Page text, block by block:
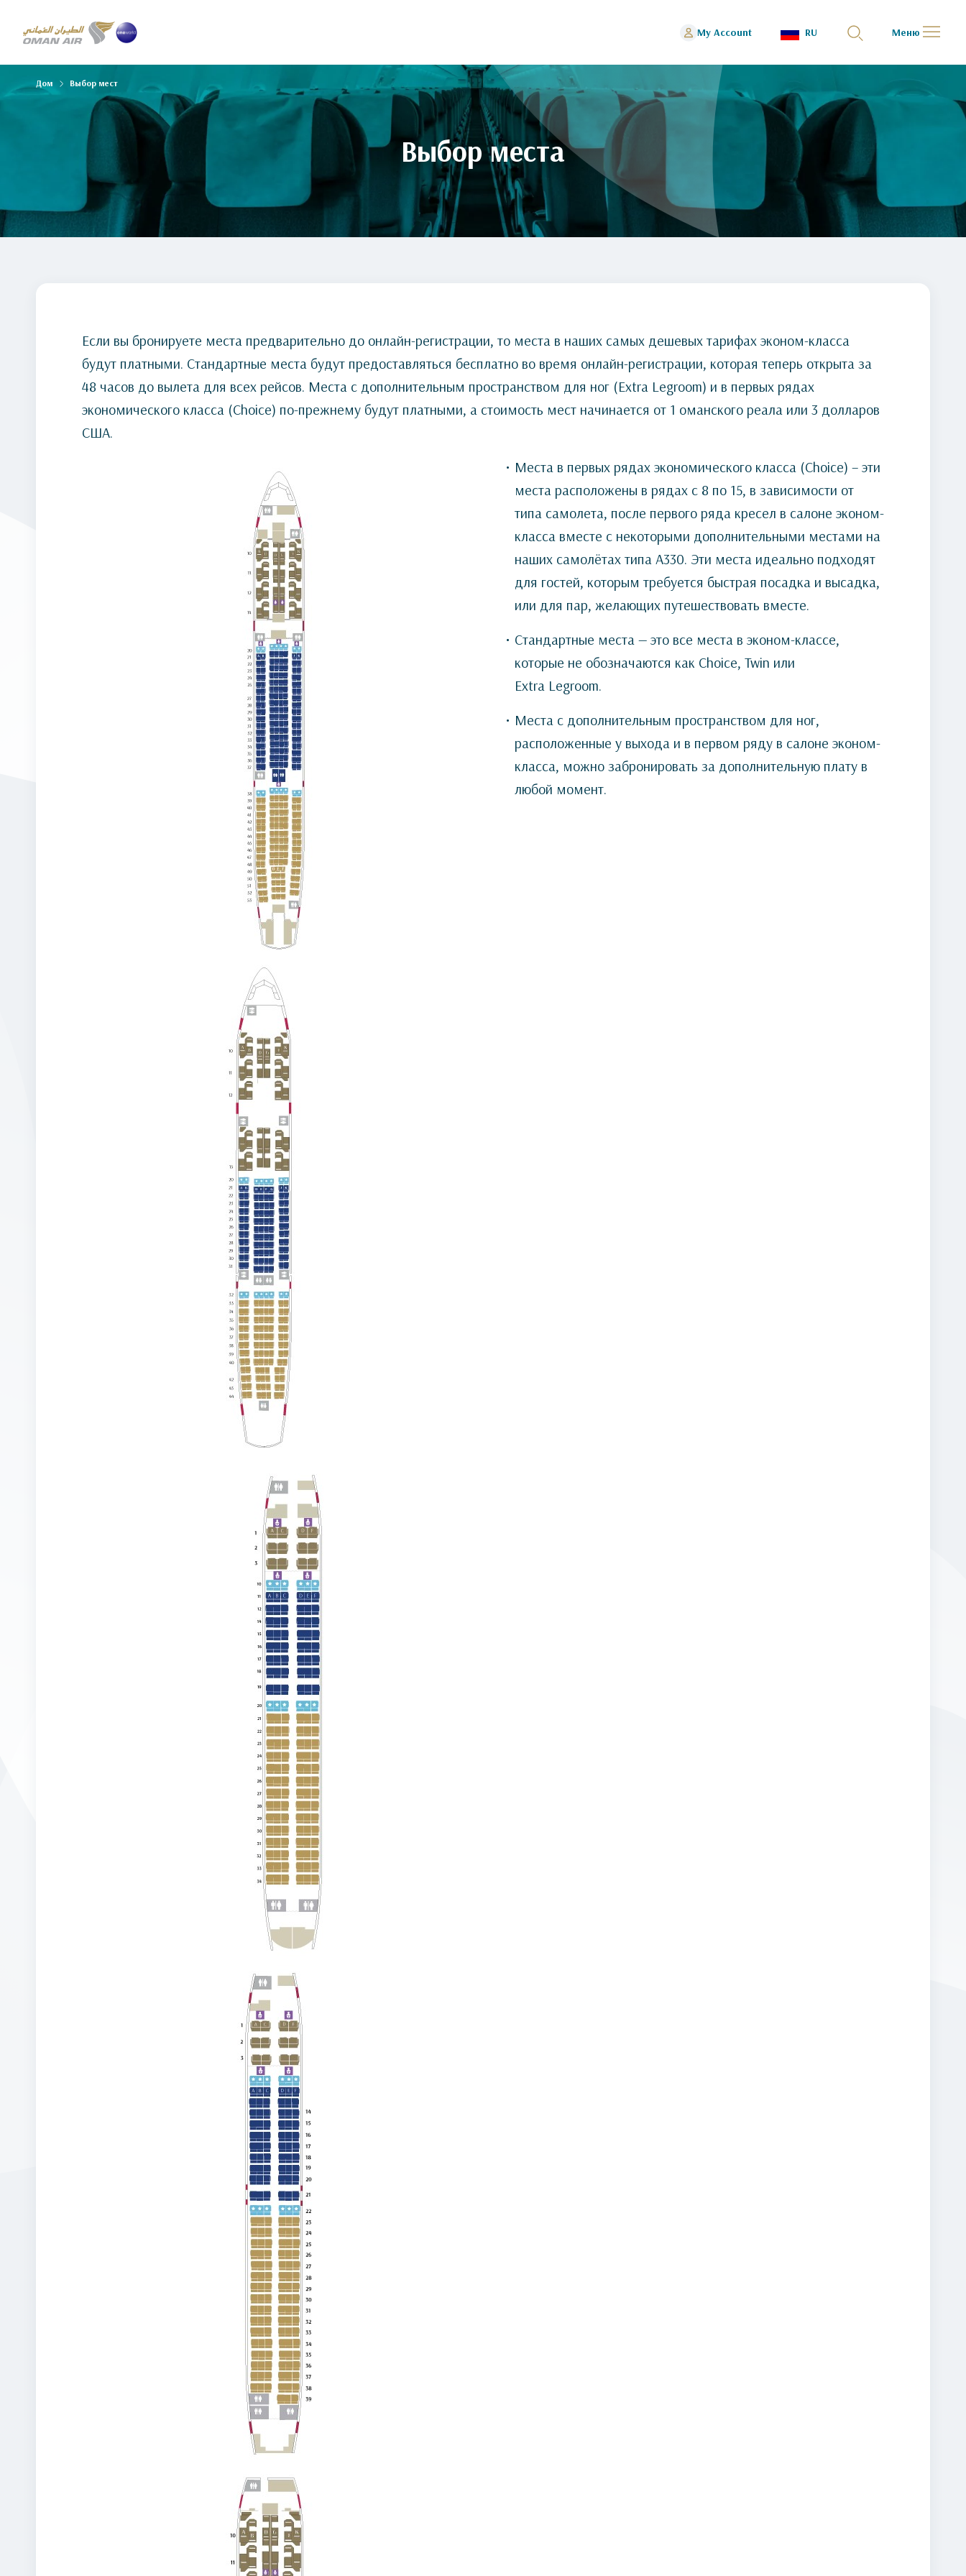
My Account RU Меню
Выбор места
Дом Выбор мест
Если вы бронируете места предварительно до онлайн-регистрации, то места в наших самых дешевых тарифах эконом-класса
будут платными. Стандартные места будут предоставляться бесплатно во время онлайн-регистрации, которая теперь открыта за
48 часов до вылета для всех рейсов. Места с дополнительным пространством для ног (Extra Legroom) и в первых рядах
экономического класса (Choice) по-прежнему будут платными, а стоимость мест начинается от 1 оманского реала или 3 долларов
США.
Места в первых рядах экономического класса (Choice) – эти
места расположены в рядах с 8 по 15, в зависимости от
типа самолета, после первого ряда кресел в салоне эконом-
класса вместе с некоторыми дополнительными местами на
наших самолётах типа A330. Эти места идеально подходят
для гостей, которым требуется быстрая посадка и высадка,
или для пар, желающих путешествовать вместе.
Стандартные места — это все места в эконом-классе,
которые не обозначаются как Choice, Twin или
Extra Legroom.
Места с дополнительным пространством для ног,
расположенные у выхода и в первом ряду в салоне эконом-
класса, можно забронировать за дополнительную плату в
любой момент.